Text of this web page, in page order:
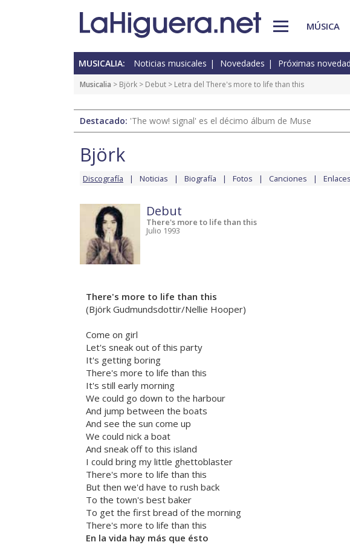
MÚSICA
MUSICALIA: Noticias musicales Novedades Próximas
Musicalia > Björk > Debut > Letra del There's more to life than this
Destacado: 'The wow! signal' es el décimo álbum de Muse
Björk
Discografía Noticias Biografía Fotos Canciones Enlaces
Debut
There's more to life than this
Julio 1993
There's more to life than this
(Björk Gudmundsdottir/Nellie Hooper)
Come on girl
Let's sneak out of this party
It's getting boring
There's more to life than this
It's still early morning
We could go down to the harbour
And jump between the boats
And see the sun come up
We could nick a boat
And sneak off to this island
I could bring my little ghettoblaster
There's more to life than this
But then we'd have to rush back
To the town's best baker
To get the first bread of the morning
There's more to life than this
En la vida hay más que ésto